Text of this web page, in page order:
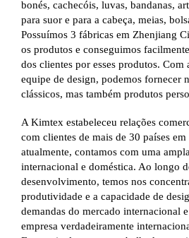
bonés, cachecóis, luvas, bandanas,
para suor e para a cabeça, meias,
Possuímos 3 fábricas em Zhenjiang
os produtos e conseguimos
dos clientes por esses produtos. Com
equipe de design, podemos fornecer
clássicos, mas também produtos
A Kimtex estabeleceu relações
com clientes de mais de 30 países
atualmente, contamos com uma
internacional e doméstica. Ao longo
desenvolvimento, temos nos
produtividade e a capacidade de
demandas do mercado internacional
empresa verdadeiramente